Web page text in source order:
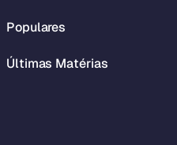
Populares
Últimas Matérias